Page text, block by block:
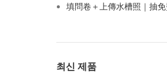
填問卷＋上傳水槽照｜抽免
최신 제품